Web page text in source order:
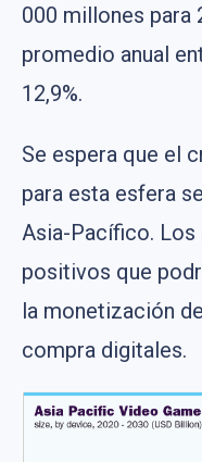
000 millones para
promedio anual
12,9%.
Se espera que el
para esta esfera
Asia-Pacífico.
positivos que
la monetización
compra digitales.